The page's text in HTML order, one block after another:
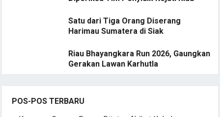
Satu dari Tiga Orang Diserang
Harimau Sumatera di Siak
Riau Bhayangkara Run 2026, Gaungkan
Gerakan Lawan Karhutla
POS-POS TERBARU